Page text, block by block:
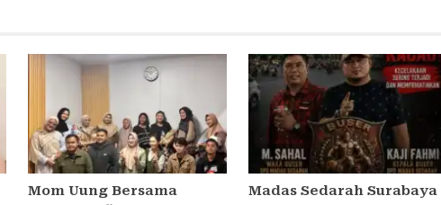
Mom Uung Bersama
Madas Sedarah Surabaya